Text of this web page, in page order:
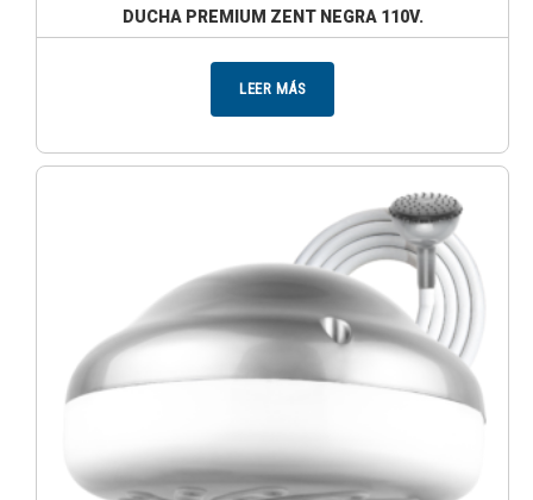
DUCHA PREMIUM ZENT NEGRA 110V.
LEER MÁS